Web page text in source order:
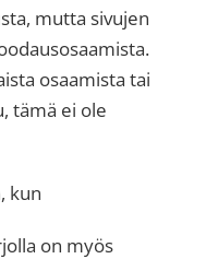
mutta sivujen
osaamista tai
tämä ei ole
kun
on myös